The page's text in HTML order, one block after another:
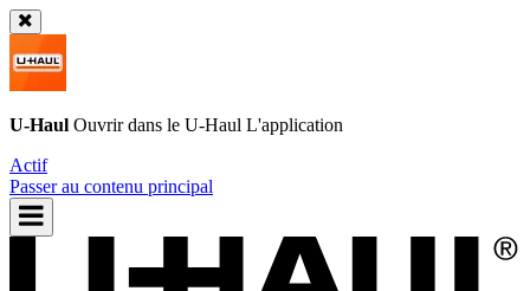
U-Haul Ouvrir dans le U-Haul L'application
Actif
Passer au contenu principal